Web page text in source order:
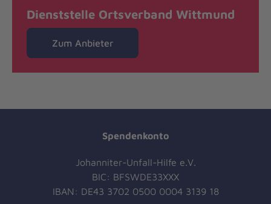
Dienststelle Ortsverband Wittmund
Zum Anbieter
Spendenkonto
Johanniter-Unfall-Hilfe e.V.
BIC: BFSWDE33XXX
IBAN: DE43 3702 0500 0004 3139 18